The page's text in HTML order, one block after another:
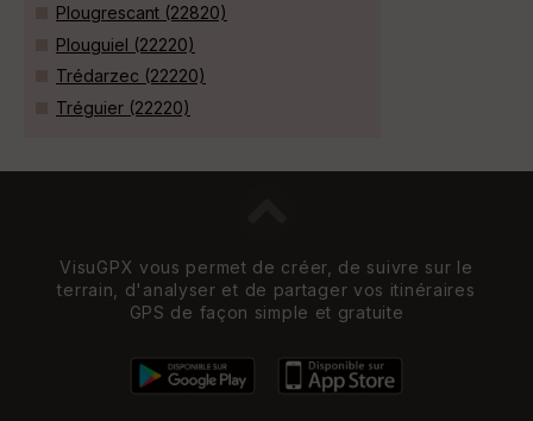
Plougrescant (22820)
Plouguiel (22220)
Trédarzec (22220)
Tréguier (22220)
VisuGPX vous permet de créer, de suivre sur le
terrain, d'analyser et de partager vos itinéraires
GPS de façon simple et gratuite